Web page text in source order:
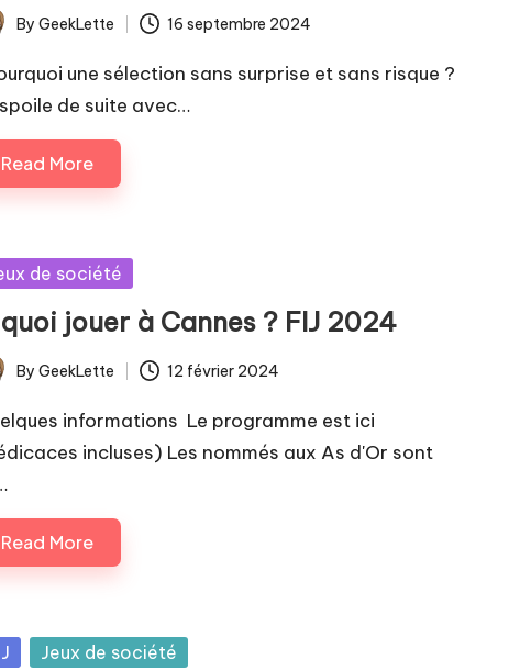
By GeekLette 16 septembre 2024
une sélection sans surprise et sans risque ?
de suite avec…
Read More
de société
jouer à Cannes ? FIJ 2024
By GeekLette 12 février 2024
informations Le programme est ici
incluses) Les nommés aux As d'Or sont
Read More
Jeux de société